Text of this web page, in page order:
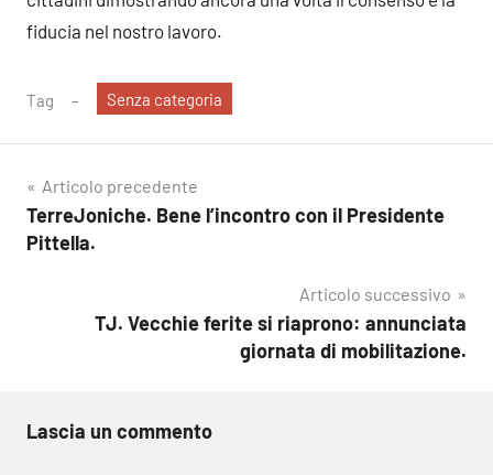
fiducia nel nostro lavoro.
Tag Senza categoria
Navigazione
articoli
Articolo precedente
TerreJoniche. Bene l’incontro con il Presidente
Pittella.
Articolo successivo
TJ. Vecchie ferite si riaprono: annunciata
giornata di mobilitazione.
Lascia un commento